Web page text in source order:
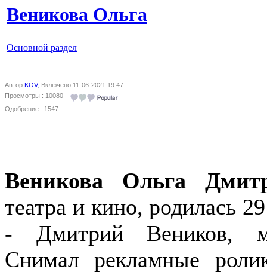
Веникова Ольга
Основной раздел
Автор KOV, Включено 11-06-2021 19:47
Просмотры : 10080
Одобрение : 1547
Веникова Ольга
театра и кино, родилась
- Дмитрий Веников,
Снимал рекламные